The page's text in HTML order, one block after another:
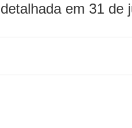
em 31 de